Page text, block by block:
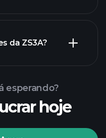
da ZS3A?
esperando?
hoje